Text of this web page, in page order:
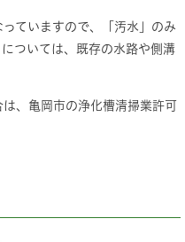
ていますので、「汚水」のみ
ついては、既存の水路や側溝
、亀岡市の浄化槽清掃業許可